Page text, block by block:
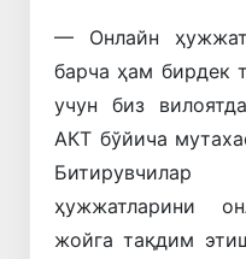
— Онлайн
барча ҳам бирдек
учун биз
АКТ бўйича
Битирувчилар
ҳужжатларини
жойга тақдим